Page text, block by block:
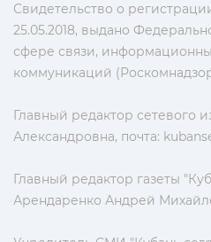
Свидетельство о
25.05.2018, выдано
сфере связи,
коммуникаций
Главный редактор сетевого
Александровна, почта:
Главный редактор газеты
Арендаренко Андрей